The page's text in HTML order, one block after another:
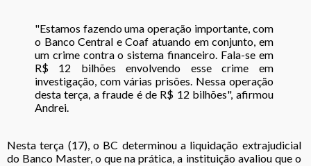
"Estamos fazendo uma operação importante, com
o Banco Central e Coaf atuando em conjunto, em
um crime contra o sistema financeiro. Fala-se em
R$ 12 bilhões envolvendo esse crime em
investigação, com várias prisões. Nessa operação
desta terça, a fraude é de R$ 12 bilhões", afirmou
Andrei.
Nesta terça (17), o BC determinou a liquidação extrajudicial
do Banco Master, o que na prática, a instituição avaliou que o